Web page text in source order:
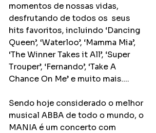
momentos de nossas vidas,
desfrutando de todos os  seus
hits favoritos, incluindo ‘Dancing
Queen’, ‘Waterloo’, ‘Mamma Mia’,
‘The Winner Takes it All’, ‘Super
Trouper’, ‘Fernando’, ‘Take A
Chance On Me’ e muito mais....
Sendo hoje considerado o melhor
musical ABBA de todo o mundo, o
MANIA é um concerto com